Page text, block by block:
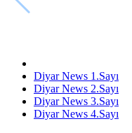
Diyar News 1.Sayı
Diyar News 2.Sayı
Diyar News 3.Sayı
Diyar News 4.Sayı